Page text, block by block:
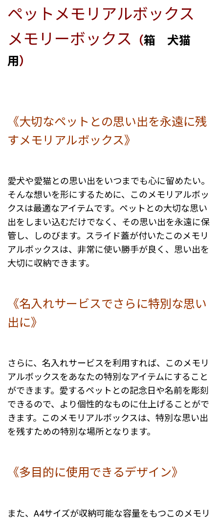
ペットメモリアルボックス
メモリーボックス
（箱 犬猫
用 ）
《大切なペットとの思い出を永遠に残
すメモリアルボックス》
愛犬や愛猫との思い出をいつまでも心に留めたい。
そんな想いを形にするために、このメモリアルボッ
クスは最適なアイテムです。ペットとの大切な思い
出をしまい込むだけでなく、その思い出を永遠に保
管し、しのびます。スライド蓋が付いたこのメモリ
アルボックスは、非常に使い勝手が良く、思い出を
大切に収納できます。
《名入れサービスでさらに特別な思い
出に》
さらに、名入れサービスを利用すれば、このメモリ
アルボックスをあなたの特別なアイテムにすること
ができます。愛するペットとの記念日や名前を彫刻
できるので、より個性的なものに仕上げることがで
きます。このメモリアルボックスは、特別な思い出
を残すための特別な場所となります。
《多目的に使用できるデザイン》
また、A4サイズが収納可能な容量をもつこのメモリ